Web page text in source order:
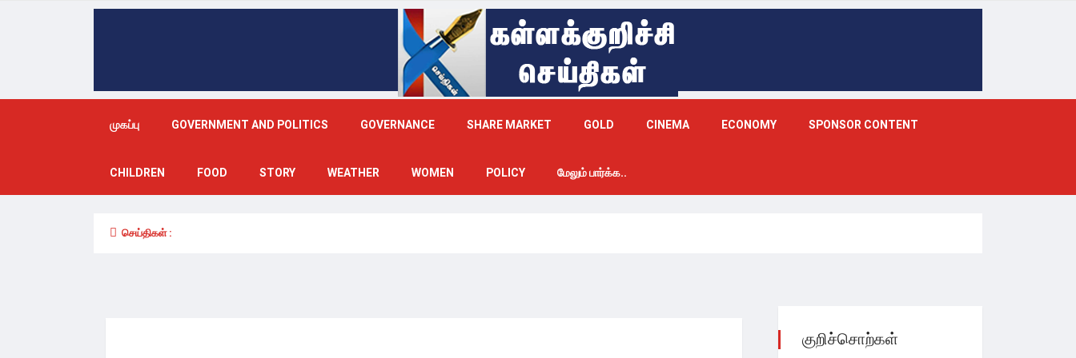
முகப்பு GOVERNMENT AND POLITICS GOVERNANCE SHARE MARKET GOLD CINEMA ECONOMY SPONSOR CONTENT
CHILDREN FOOD STORY WEATHER WOMEN POLICY மேலும் பார்க்க..
செய்திகள் :
குறிச்சொற்கள்